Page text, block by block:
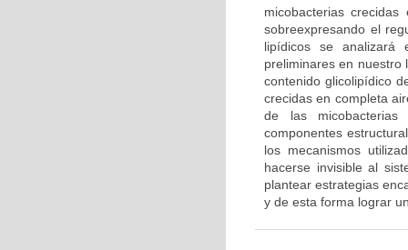
micobacterias
sobreexpresando el
lipídicos se analizará
preliminares en nuestro
contenido glicolipídico
crecidas en completa
de las micobacterias
componentes
los mecanismos
hacerse invisible al
plantear estrategias
y de esta forma lograr